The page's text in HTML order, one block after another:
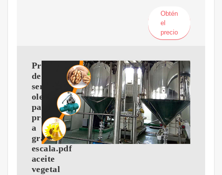
Obtén
el
precio
Procesamiento
de
semillas
oleaginosas
para
productores
a
gran
escala.pdf
aceite
vegetal